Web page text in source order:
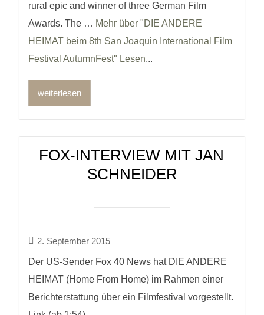
rural epic and winner of three German Film
Awards. The … Mehr über "DIE ANDERE
HEIMAT beim 8th San Joaquin International Film
Festival AutumnFest" Lesen...
weiterlesen
FOX-INTERVIEW MIT JAN
SCHNEIDER
2. September 2015
Der US-Sender Fox 40 News hat DIE ANDERE
HEIMAT (Home From Home) im Rahmen einer
Berichterstattung über ein Filmfestival vorgestellt.